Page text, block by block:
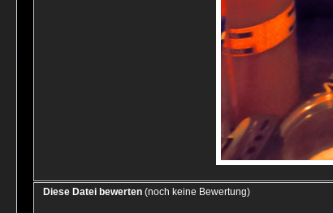
Diese Datei bewerten (noch keine Bewertung)